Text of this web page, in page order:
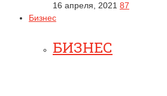
16 апреля, 2021 87
Бизнес
БИЗНЕС